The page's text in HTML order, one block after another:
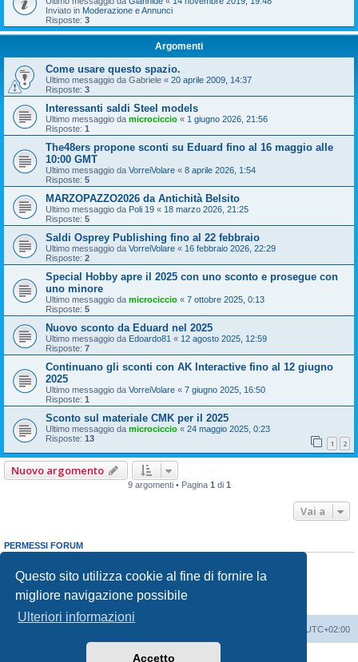
Questo sito utilizza cookie al fine di fornire la
migliore navigazione possibile
Ulteriori informazioni
Accetto
Inviato in Moderazione e Annunci
Risposte: 3
Argomenti
Come usare questo spazio.
Ultimo messaggio da Gabriele « 20 aprile 2009, 14:37
Risposte: 3
Interessanti saldi Steel models
Ultimo messaggio da microciccio « 1 giugno 2026, 21:56
Risposte: 1
The48ers propone sconti su Eduard fino al 16 maggio alle
10:00 GMT
Ultimo messaggio da VorreiVolare « 8 aprile 2026, 1:54
Risposte: 5
MARZOPAZZO2026 da Antichità Belsito
Ultimo messaggio da Poli 19 « 18 marzo 2026, 21:25
Risposte: 5
Saldi Osprey Publishing fino al 22 febbraio
Ultimo messaggio da VorreiVolare « 16 febbraio 2026, 22:29
Risposte: 2
Special Hobby apre il 2025 con uno sconto e prosegue con
uno minore
Ultimo messaggio da microciccio « 7 ottobre 2025, 0:13
Risposte: 5
Nuovo sconto da Eduard nel 2025
Ultimo messaggio da Edoardo81 « 12 agosto 2025, 12:59
Risposte: 7
Continuano gli sconti con AK Interactive fino al 12 giugno
2025
Ultimo messaggio da VorreiVolare « 7 giugno 2025, 16:50
Risposte: 1
Sconto sul materiale CMK per il 2025
Ultimo messaggio da microciccio « 24 maggio 2025, 0:23
Risposte: 13 1 2
Nuovo argomento
9 argomenti • Pagina 1 di 1
Vai a
PERMESSI FORUM
Non puoirispondere negli argomenti
Non puoimodificare i tuoi messaggi
Non puoicancellare i tuoi messaggi
Non puoi
inviare allegati
UTC+02:00
phpBB® Forum Software © phpBB Limited